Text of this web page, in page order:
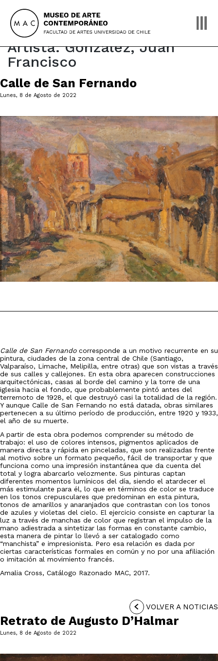
content
Artista:González, Juan
Francisco
Calle de San Fernando
Lunes, 8 de Agosto de 2022
Calle de San Fernandocorresponde a un motivo recurrente en su
pintura, ciudades de la zona central de Chile (Santiago,
Valparaíso, Limache, Melipilla, entre otras) que son vistas a través
de sus calles y callejones. En esta obra aparecen construcciones
arquitectónicas, casas al borde del camino y la torre de una
iglesia hacia el fondo, que probablemente pintó antes del
terremoto de 1928, el que destruyó casi la totalidad de la región.
Y aunque Calle de San Fernando no está datada, obras similares
pertenecen a su último período de producción, entre 1920 y 1933,
el año de su muerte.
A partir de esta obra podemos comprender su método de
trabajo: el uso de colores intensos, pigmentos aplicados de
manera directa y rápida en pinceladas, que son realizadas frente
al motivo sobre un formato pequeño, fácil de transportar y que
funciona como una impresión instantánea que da cuenta del
total y logra abarcarlo velozmente. Sus pinturas captan
diferentes momentos lumínicos del día, siendo el atardecer el
más estimulante para él, lo que en términos de color se traduce
en los tonos crepusculares que predominan en esta pintura,
tonos de amarillos y anaranjados que contrastan con los tonos
de azules y violetas del cielo. El ejercicio consiste en capturar la
luz a través de manchas de color que registran el impulso de la
mano adiestrada a sintetizar las formas en constante cambio,
esta manera de pintar lo llevó a ser catalogado como
“manchista” e impresionista. Pero esa relación es dada por
ciertas características formales en común y no por una afiliación
o imitación al movimiento francés.
Amalia Cross, Catálogo Razonado MAC, 2017.
VOLVER A NOTICIAS
Retrato de Augusto D’Halmar
Lunes, 8 de Agosto de 2022